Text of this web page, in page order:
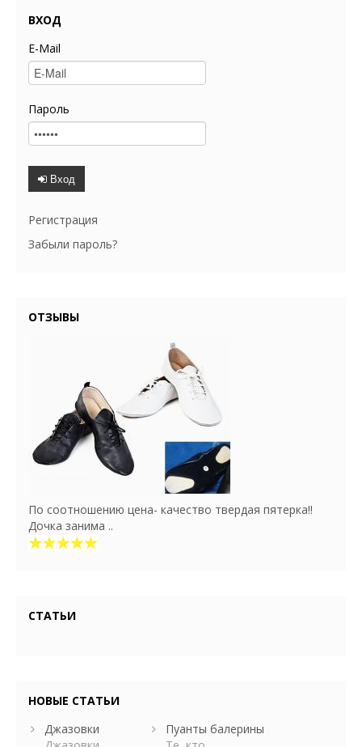
ВХОД
E-Mail
Пароль
Вход
Регистрация
Забыли пароль?
ОТЗЫВЫ
По соотношению цена- качество твердая пятерка!!
Дочка занима ..
СТАТЬИ
НОВЫЕ СТАТЬИ
Джазовки
Пуанты балерины